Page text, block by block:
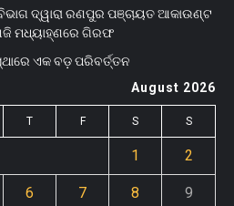
ଦ୍ୱାରା ରଣପୁର ପଞ୍ଚାୟତ ଆକାଉଣ୍ଟ
ମଧ୍ୟାହ୍‌ଣରେ ଗିରଫ
ଏକ ବଡ଼ ପରିବର୍ତ୍ତନ
August 2026
T F S S
1 2
6 7 8 9